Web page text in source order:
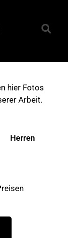
hier Fotos
Arbeit.
Herren